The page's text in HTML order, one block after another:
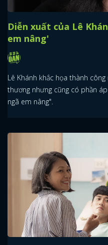
Diễn xuất của Lê
em nâng'
Lê Khánh khắc họa thành
thương nhưng cũng có phần
ngã em nâng".